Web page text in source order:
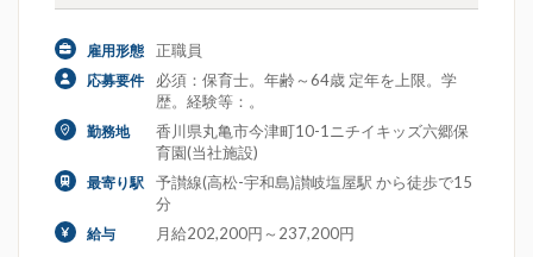
雇用形態 正職員
応募要件
必須：保育士。年齢～64歳 定年を上限。学
歴。経験等：。
勤務地
香川県丸亀市今津町10-1ニチイキッズ六郷保
育園(当社施設)
最寄り駅
予讃線(高松-宇和島)讃岐塩屋駅 から徒歩で15
分
給与 月給202,200円～237,200円